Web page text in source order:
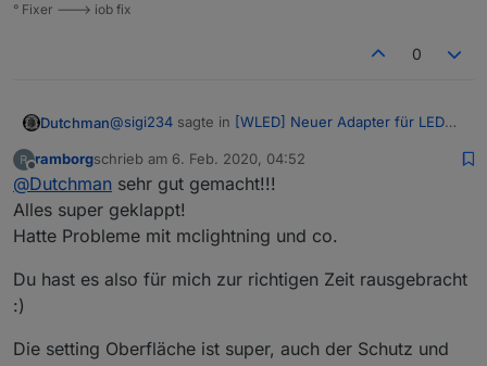
° Fixer ---> iob fix
0
Dutchman@sigi234 sagte in [WLED] Neuer Adapter für LED
@Dutchman
Super ist so Ähnlich wie ioBroker.wifilight?
ähnlich, die WLED library is super mächtig find ich.
(kenne/benutze wifilight nicht)
5,10 oder sogar 20 m langen streifen in Segmenten
Offline
ramborgschrieb am 6. Feb. 2020, 04:52
zuletzt editiert von
@Dutchman sehr gut gemacht!!!
Alles super geklappt!
Hatte Probleme mit mclightning und co.
Du hast es also für mich zur richtigen Zeit rausgebracht
:)
Die setting Oberfläche ist super, auch der Schutz und